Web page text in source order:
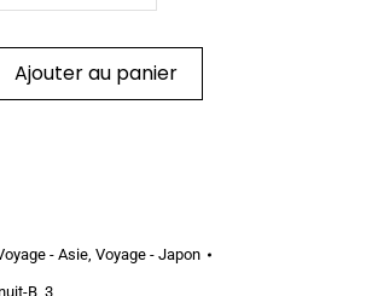
Ajouter au panier
- Asie, Voyage - Japon
B_3